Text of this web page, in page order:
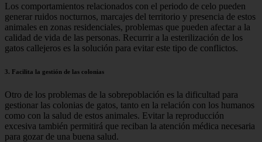
Los comportamientos relacionados con el periodo de celo pueden
generar ruidos nocturnos, marcajes del territorio y presencia de estos
animales en zonas residenciales, problemas que pueden afectar a la
calidad de vida de las personas. Recurrir a la esterilización de los
gatos callejeros es la solución para evitar este tipo de conflictos.
3. Facilita la gestión de las colonias
Otro de los problemas de la sobrepoblación es la dificultad para
gestionar las colonias de gatos, tanto en la relación con los humanos
como con la salud de estos animales. Evitar la reproducción
excesiva también permitirá que reciban la atención médica necesaria
para gozar de una buena salud.